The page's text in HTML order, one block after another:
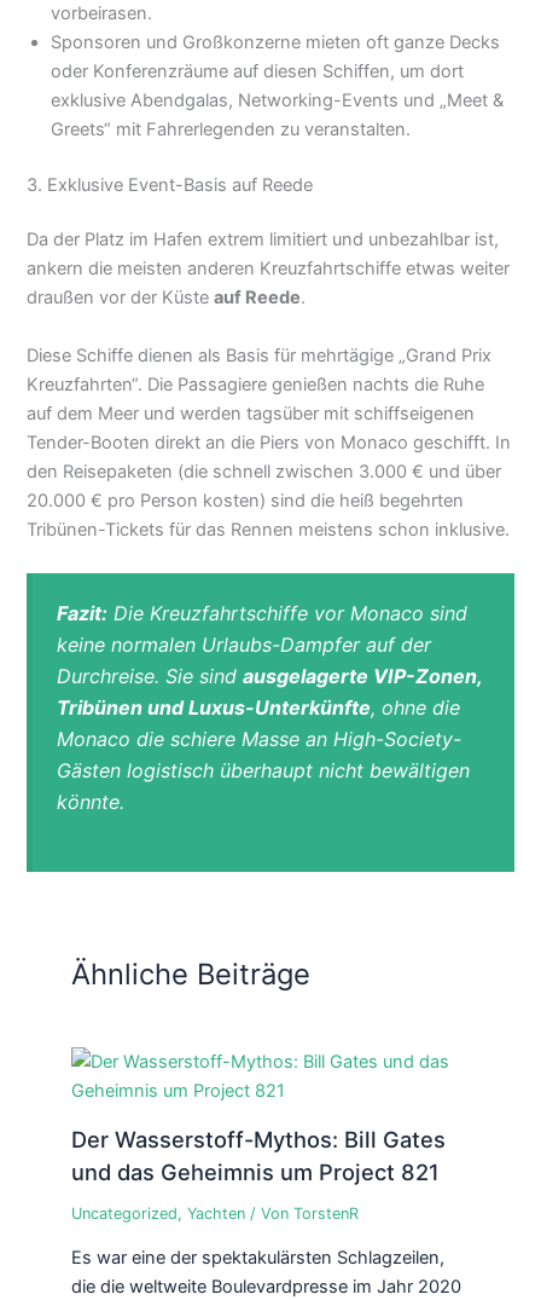
vorbeirasen.
Sponsoren und Großkonzerne mieten oft ganze Decks
oder Konferenzräume auf diesen Schiffen, um dort
exklusive Abendgalas, Networking-Events und „Meet &
Greets“ mit Fahrerlegenden zu veranstalten.
3. Exklusive Event-Basis auf Reede
Da der Platz im Hafen extrem limitiert und unbezahlbar ist,
ankern die meisten anderen Kreuzfahrtschiffe etwas weiter
draußen vor der Küsteauf Reede.
Diese Schiffe dienen als Basis für mehrtägige „Grand Prix
Kreuzfahrten“. Die Passagiere genießen nachts die Ruhe
auf dem Meer und werden tagsüber mit schiffseigenen
Tender-Booten direkt an die Piers von Monaco geschifft. In
den Reisepaketen (die schnell zwischen 3.000 € und über
20.000 € pro Person kosten) sind die heiß begehrten
Tribünen-Tickets für das Rennen meistens schon inklusive.
Fazit: Die Kreuzfahrtschiffe vor Monaco sind
keine normalen Urlaubs-Dampfer auf der
Durchreise. Sie sindausgelagerte VIP-Zonen,
Tribünen und Luxus-Unterkünfte, ohne die
Monaco die schiere Masse an High-Society-
Gästen logistisch überhaupt nicht bewältigen
könnte.
Ähnliche Beiträge
Der Wasserstoff-Mythos: Bill Gates
und das Geheimnis um Project 821
Uncategorized, Yachten/ Von TorstenR
Es war eine der spektakulärsten Schlagzeilen,
die die weltweite Boulevardpresse im Jahr 2020